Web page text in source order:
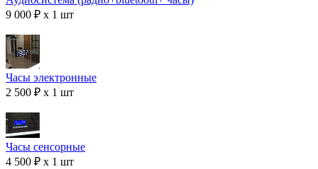
9 000 ₽ x 1 шт
Часы электронные
2 500 ₽ x 1 шт
Часы сенсорные
4 500 ₽ x 1 шт